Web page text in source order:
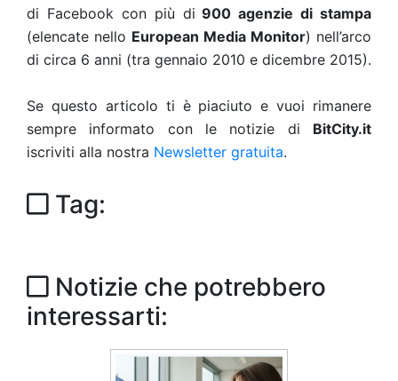
di Facebook con più di 900 agenzie di stampa
(elencate nello European Media Monitor) nell’arco
di circa 6 anni (tra gennaio 2010 e dicembre 2015).
Se questo articolo ti è piaciuto e vuoi rimanere
sempre informato con le notizie di BitCity.it
iscriviti alla nostra Newsletter gratuita.
Tag:
Notizie che potrebbero
interessarti: